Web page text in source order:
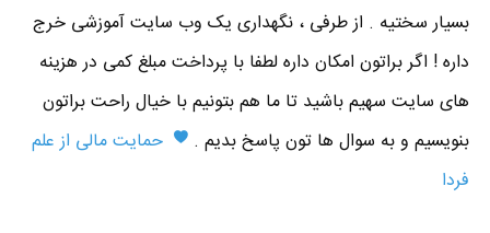
بسیار سختیه . از طرفی ، نگهداری یک وب سایت آموزشی خرج
داره ! اگر براتون امکان داره لطفا با پرداخت مبلغ کمی در هزینه
های سایت سهیم باشید تا ما هم بتونیم با خیال راحت براتون
بنویسیم و به سوال ها تون پاسخ بدیم .
حمایت مالی از علم
فردا